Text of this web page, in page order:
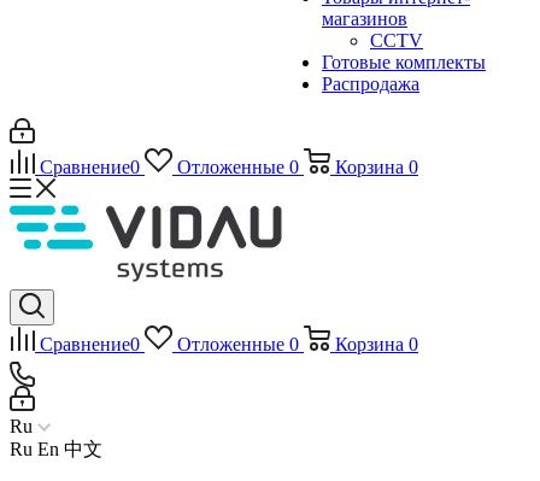
магазинов
CCTV
Готовые комплекты
Распродажа
Сравнение0 Отложенные 0 Корзина 0
Сравнение0 Отложенные 0 Корзина 0
Ru
Ru En 中文